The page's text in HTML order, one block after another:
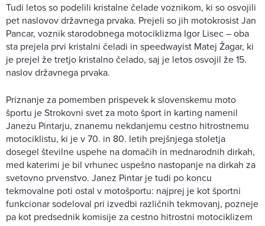
Tudi letos so podelili kristalne čelade voznikom, ki so osvojili
pet naslovov državnega prvaka. Prejeli so jih motokrosist Jan
Pancar, voznik starodobnega motociklizma Igor Lisec – oba
sta prejela prvi kristalni čeladi in speedwayist Matej Žagar, ki
je prejel že tretjo kristalno čelado, saj je letos osvojil že 15.
naslov državnega prvaka.
Priznanje za pomemben prispevek k slovenskemu moto
športu je Strokovni svet za moto šport in karting namenil
Janezu Pintarju, znanemu nekdanjemu cestno hitrostnemu
motociklistu, ki je v 70. in 80. letih prejšnjega stoletja
dosegel številne uspehe na domačih in mednarodnih dirkah,
med katerimi je bil vrhunec uspešno nastopanje na dirkah za
svetovno prvenstvo. Janez Pintar je tudi po koncu
tekmovalne poti ostal v motošportu: najprej je kot športni
funkcionar sodeloval pri izvedbi različnih tekmovanj, pozneje
pa kot predsednik komisije za cestno hitrostni motociklizem